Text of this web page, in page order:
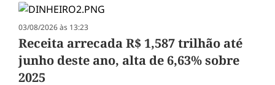
03/08/2026 às 13:23
Receita arrecada R$ 1,587 trilhão até
junho deste ano, alta de 6,63% sobre
2025